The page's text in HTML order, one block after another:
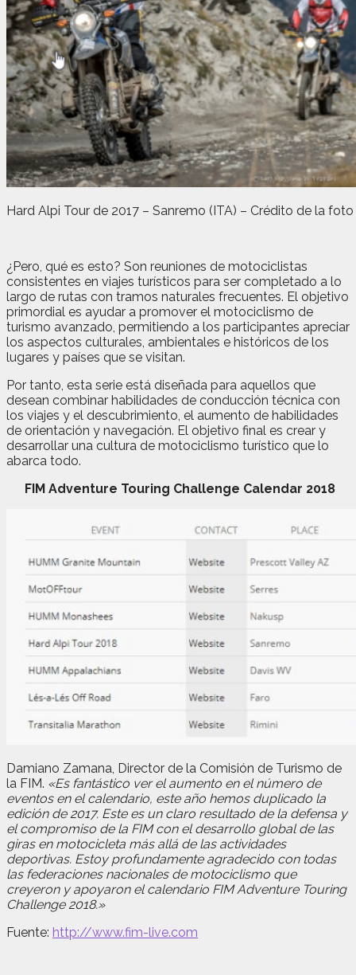
Hard Alpi Tour de 2017 – Sanremo (ITA) – Crédito de la
¿Pero, qué es esto? Son reuniones de motociclistas
consistentes en viajes turísticos para ser completado a lo
largo de rutas con tramos naturales frecuentes. El objetivo
primordial es ayudar a promover el motociclismo de
turismo avanzado, permitiendo a los participantes apreciar
los aspectos culturales, ambientales e históricos de los
lugares y países que se visitan.
Por tanto, esta serie está diseñada para aquellos que
desean combinar habilidades de conducción técnica con
los viajes y el descubrimiento, el aumento de habilidades
de orientación y navegación. El objetivo final es crear y
desarrollar una cultura de motociclismo turístico que lo
abarca todo.
FIM Adventure Touring Challenge Calendar 2018
Damiano Zamana, Director de la Comisión de Turismo de
la FIM. «Es fantástico ver el aumento en el número de
eventos en el calendario, este año hemos duplicado la
edición de 2017. Este es un claro resultado de la defensa y
el compromiso de la FIM con el desarrollo global de las
giras en motocicleta más allá de las actividades
deportivas. Estoy profundamente agradecido con todas
las federaciones nacionales de motociclismo que
creyeron y apoyaron el calendario FIM Adventure Touring
Challenge 2018.»
Fuente: http://www.fim-live.com